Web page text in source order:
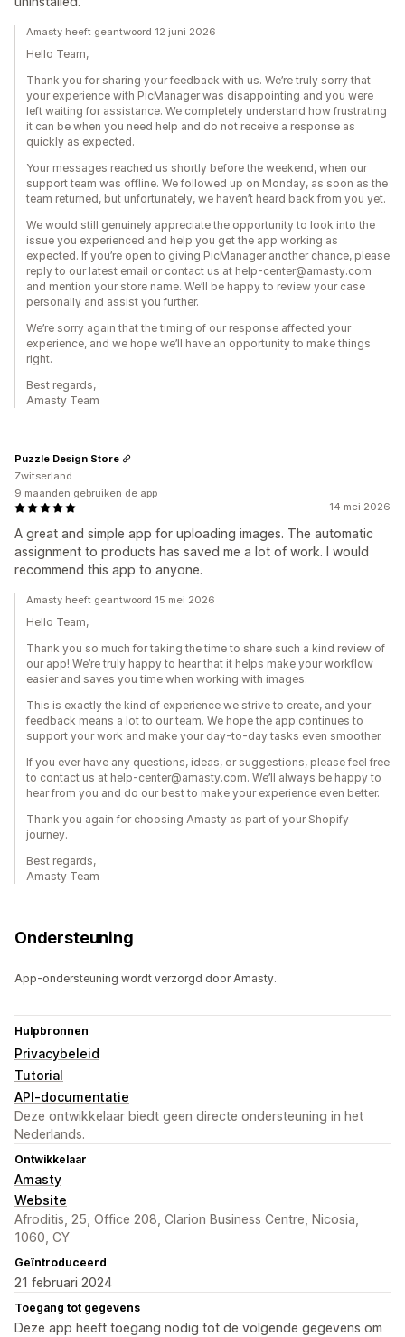
Amasty heeft geantwoord 12 juni 2026
Hello Team,
Thank you for sharing your feedback with us. We’re truly sorry that
your experience with PicManager was disappointing and you were
left waiting for assistance. We completely understand how frustrating
it can be when you need help and do not receive a response as
quickly as expected.
Your messages reached us shortly before the weekend, when our
support team was offline. We followed up on Monday, as soon as the
team returned, but unfortunately, we haven’t heard back from you yet.
We would still genuinely appreciate the opportunity to look into the
issue you experienced and help you get the app working as
expected. If you’re open to giving PicManager another chance, please
reply to our latest email or contact us at help-center@amasty.com
and mention your store name. We’ll be happy to review your case
personally and assist you further.
We’re sorry again that the timing of our response affected your
experience, and we hope we’ll have an opportunity to make things
right.
Best regards,
Amasty Team
14 mei 2026
A great and simple app for uploading images. The automatic
assignment to products has saved me a lot of work. I would
recommend this app to anyone.
Puzzle Design Store
Zwitserland
9 maanden gebruiken de app
Amasty heeft geantwoord 15 mei 2026
Hello Team,
Thank you so much for taking the time to share such a kind review of
our app! We’re truly happy to hear that it helps make your workflow
easier and saves you time when working with images.
This is exactly the kind of experience we strive to create, and your
feedback means a lot to our team. We hope the app continues to
support your work and make your day-to-day tasks even smoother.
If you ever have any questions, ideas, or suggestions, please feel free
to contact us at help-center@amasty.com. We’ll always be happy to
hear from you and do our best to make your experience even better.
Thank you again for choosing Amasty as part of your Shopify
journey.
Best regards,
Amasty Team
Ondersteuning
App-ondersteuning wordt verzorgd door Amasty.
Hulpbronnen
Privacybeleid
Tutorial
API-documentatie
Deze ontwikkelaar biedt geen directe ondersteuning in het
Nederlands.
Ontwikkelaar
Amasty
Website
Afroditis, 25, Office 208, Clarion Business Centre, Nicosia,
1060, CY
Geïntroduceerd
21 februari 2024
Toegang tot gegevens
Deze app heeft toegang nodig tot de volgende gegevens om